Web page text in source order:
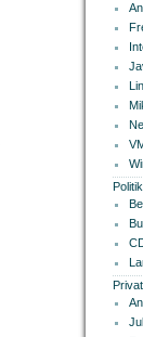
Politik